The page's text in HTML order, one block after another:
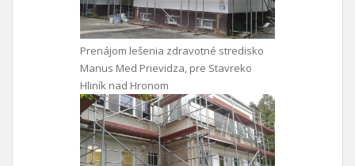
Prenájom lešenia zdravotné stredisko
Manus Med Prievidza, pre Stavreko
Hliník nad Hronom